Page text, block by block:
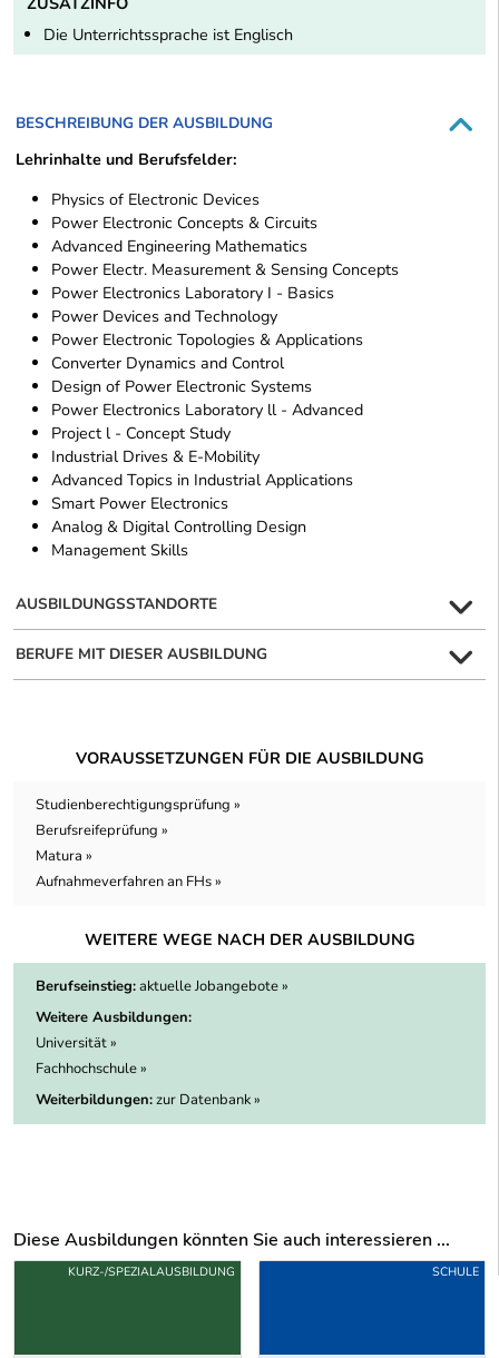
Die Unterrichtssprache ist Englisch
BESCHREIBUNG DER AUSBILDUNG
Lehrinhalte und Berufsfelder:
Physics of Electronic Devices
Power Electronic Concepts & Circuits
Advanced Engineering Mathematics
Power Electr. Measurement & Sensing Concepts
Power Electronics Laboratory I - Basics
Power Devices and Technology
Power Electronic Topologies & Applications
Converter Dynamics and Control
Design of Power Electronic Systems
Power Electronics Laboratory ll - Advanced
Project l - Concept Study
Industrial Drives & E-Mobility
Advanced Topics in Industrial Applications
Smart Power Electronics
Analog & Digital Controlling Design
Management Skills
AUSBILDUNGSSTANDORTE
BERUFE MIT DIESER AUSBILDUNG
VORAUSSETZUNGEN FÜR DIE AUSBILDUNG
Studienberechtigungsprüfung »
Berufsreifeprüfung »
Matura »
Aufnahmeverfahren an FHs »
WEITERE WEGE NACH DER AUSBILDUNG
Berufseinstieg:aktuelle Jobangebote »
Weitere Ausbildungen:
Universität »
Fachhochschule »
Weiterbildungen:zur Datenbank »
Diese Ausbildungen könnten Sie auch interessieren ...
Uber weitere Ausbildungsvorschläge
KURZ-/SPEZIALAUSBILDUNG SCHULE